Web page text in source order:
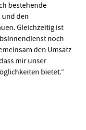
bestehende
den
Gleichzeitig ist
noch
den Umsatz
mir unser
bietet.“